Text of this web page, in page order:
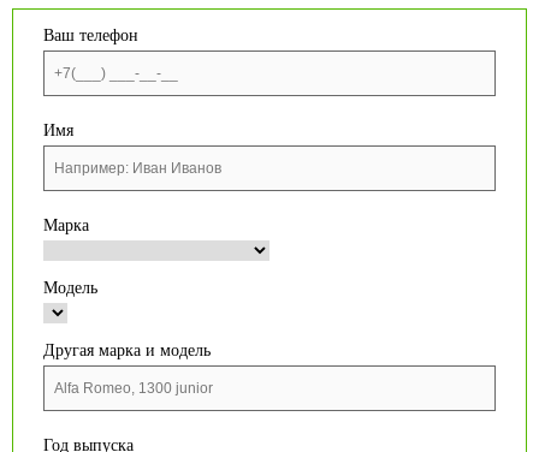
Ваш телефон
Имя
Марка
Модель
Другая марка и модель
Год выпуска